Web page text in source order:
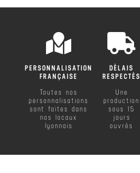
PERSONNALISATION
FRANÇAISE
Toutes nos
personnalisations
sont faites dans
nos locaux
lyonnais
DÉLAIS
RESPECTÉS
Une
production
sous 15
jours
ouvrés